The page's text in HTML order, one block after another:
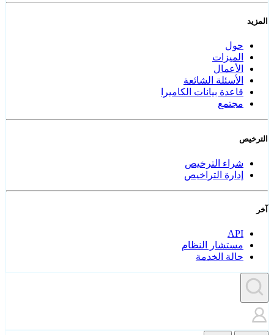
المزيد
حول
الميزات
الأعمال
الأسئلة الشائعة
قاعدة بيانات الكاميرا
مجتمع
الترخيص
شراء الترخيص
إدارة التراخيص
آخر
API
مستشار النظام
حالة الخدمة